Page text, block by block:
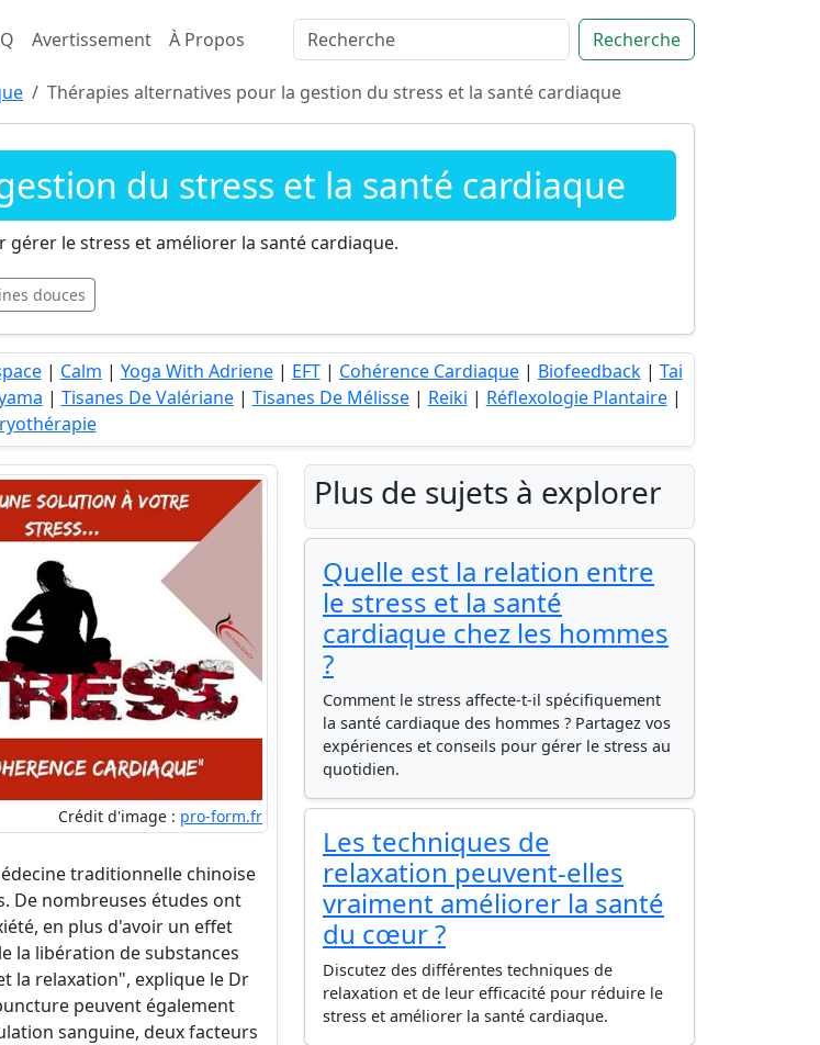
Avertissement À Propos Recherche
Thérapies alternatives pour la gestion du stress et la santé cardiaque
du stress et la santé cardiaque
gérer le stress et améliorer la santé cardiaque.
douces
| Calm | Yoga With Adriene| EFT| Cohérence Cardiaque| Biofeedback| Tai
| Tisanes De Valériane| Tisanes De Mélisse| Reiki | Réflexologie Plantaire|
Crédit d'image : pro-form.fr
traditionnelle chinoise
De nombreuses études ont
en plus d'avoir un effet
la libération de substances
la relaxation", explique le Dr
peuvent également
sanguine, deux facteurs
Plus de sujets à explorer
Quelle est la relation entre
le stress et la santé
cardiaque chez les hommes
?
Comment le stress affecte-t-il spécifiquement
la santé cardiaque des hommes ? Partagez vos
expériences et conseils pour gérer le stress au
quotidien.
Les techniques de
relaxation peuvent-elles
vraiment améliorer la santé
du cœur ?
Discutez des différentes techniques de
relaxation et de leur efficacité pour réduire le
stress et améliorer la santé cardiaque.